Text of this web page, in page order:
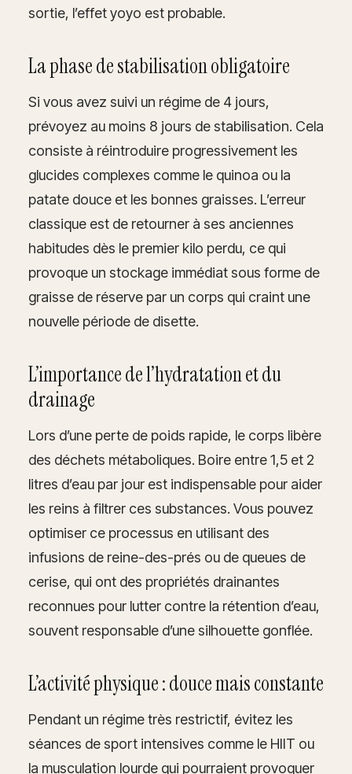
sortie, l’effet yoyo est probable.
La phase de stabilisation obligatoire
Si vous avez suivi un régime de 4 jours,
prévoyez au moins 8 jours de stabilisation. Cela
consiste à réintroduire progressivement les
glucides complexes comme le quinoa ou la
patate douce et les bonnes graisses. L’erreur
classique est de retourner à ses anciennes
habitudes dès le premier kilo perdu, ce qui
provoque un stockage immédiat sous forme de
graisse de réserve par un corps qui craint une
nouvelle période de disette.
L’importance de l’hydratation et du
drainage
Lors d’une perte de poids rapide, le corps libère
des déchets métaboliques. Boire entre 1,5 et 2
litres d’eau par jour est indispensable pour aider
les reins à filtrer ces substances. Vous pouvez
optimiser ce processus en utilisant des
infusions de reine-des-prés ou de queues de
cerise, qui ont des propriétés drainantes
reconnues pour lutter contre la rétention d’eau,
souvent responsable d’une silhouette gonflée.
L’activité physique : douce mais constante
Pendant un régime très restrictif, évitez les
séances de sport intensives comme le HIIT ou
la musculation lourde qui pourraient provoquer